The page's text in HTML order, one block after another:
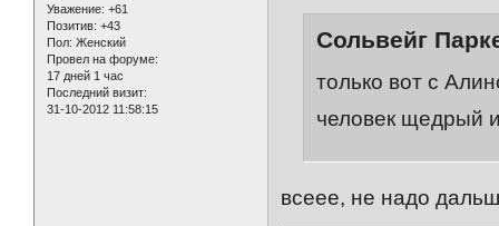
Уважение: +61
Позитив: +43
Пол: Женский
Провел на форуме:
17 дней 1 час
Последний визит:
31-10-2012 11:58:15
Сольвейг
только вот с
человек щедрый
всеее, не надо